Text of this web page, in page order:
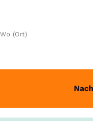
Wo (Ort)